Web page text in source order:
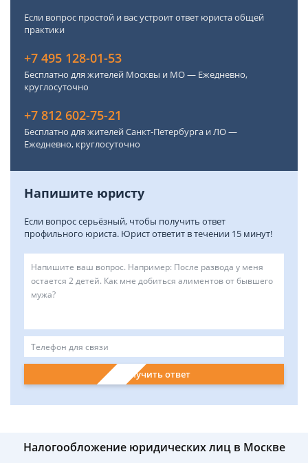
Если вопрос простой и вас устроит ответ юриста общей
практики
+7 495 128-01-53
Бесплатно для жителей Москвы и МО — Ежедневно,
круглосуточно
+7 812 602-75-21
Бесплатно для жителей Санкт-Петербурга и ЛО —
Ежедневно, круглосуточно
Напишите юристу
Если вопрос серьёзный, чтобы получить ответ
профильного юриста. Юрист ответит в течении 15 минут!
Получить ответ
Налогообложение юридических лиц в Москве